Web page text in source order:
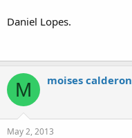
Daniel Lopes.
M moises calderon
May 2, 2013